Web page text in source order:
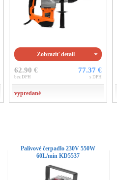
Zobraziť detail
62.90 €
bez DPH
77.37 €
s DPH
vypredané
Palivové čerpadlo 230V 550W
60L/min KD5537